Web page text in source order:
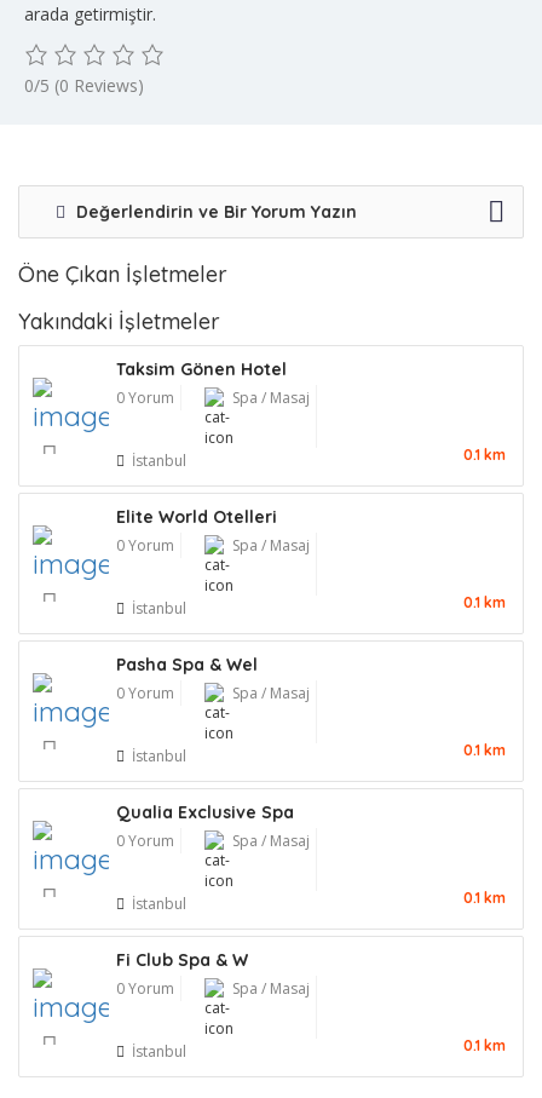
arada getirmiştir.
0/5 (0 Reviews)
Değerlendirin ve Bir Yorum Yazın
Öne Çıkan İşletmeler
Yakındaki İşletmeler
Taksim Gönen Hotel
0 Yorum Spa / Masaj
İstanbul 0.1 km
Elite World Otelleri
0 Yorum Spa / Masaj
İstanbul 0.1 km
Pasha Spa & Wel
0 Yorum Spa / Masaj
İstanbul 0.1 km
Qualia Exclusive Spa
0 Yorum Spa / Masaj
İstanbul 0.1 km
Fi Club Spa & W
0 Yorum Spa / Masaj
İstanbul 0.1 km